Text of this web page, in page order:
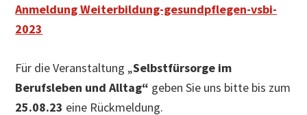
Anmeldung Weiterbildung-gesundpflegen-vsbi-
2023
Für die Veranstaltung „Selbstfürsorge im
Berufsleben und Alltag“ geben Sie uns bitte bis zum
25.08.23 eine Rückmeldung.